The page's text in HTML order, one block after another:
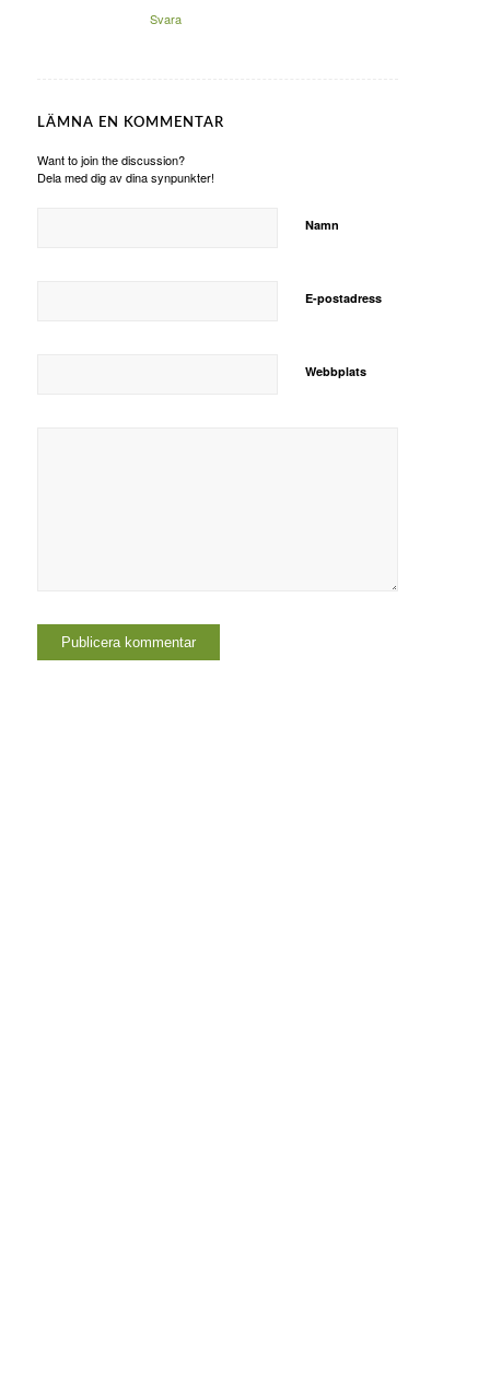
Svara
LÄMNA EN KOMMENTAR
Want to join the discussion?
Dela med dig av dina synpunkter!
Namn
E-postadress
Webbplats